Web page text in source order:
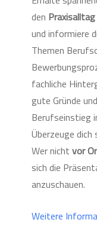
den Praxisalltag
und informiere
Themen
fachliche
gute Gründe
Berufseinstieg
Überzeuge dich
Wer nicht vor
sich die
anzuschauen.
Weitere